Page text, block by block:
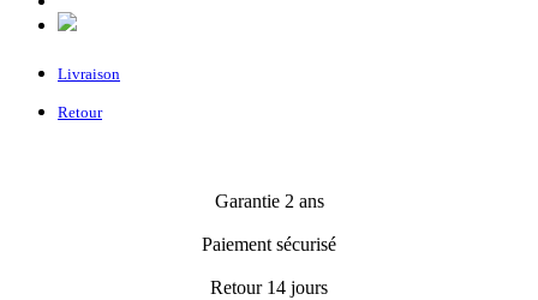
Livraison
Retour
Garantie 2 ans
Paiement sécurisé
Retour 14 jours